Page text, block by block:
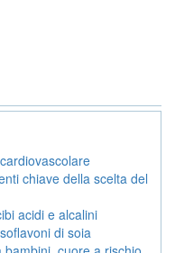
chiave della scelta del
acidi e alcalini
di soia